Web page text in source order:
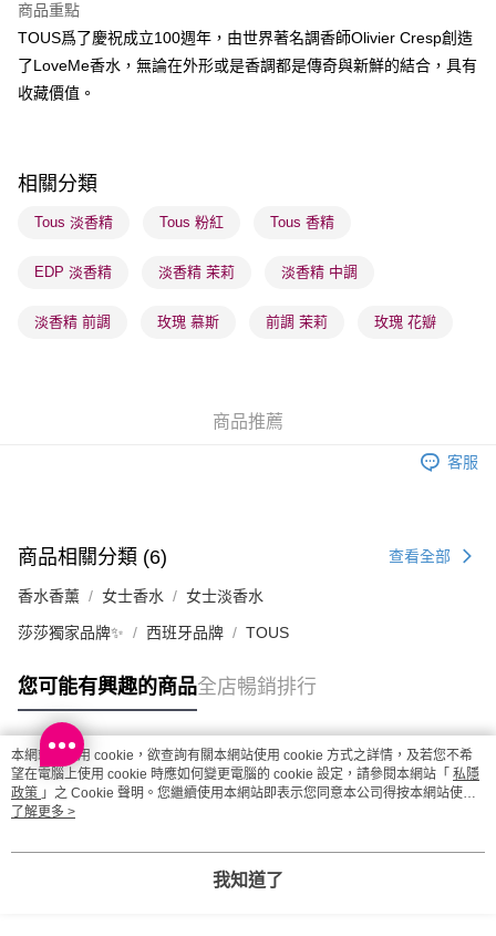
順豐自助櫃 - 確認發貨後1-3個工作天送達
每筆HK$65.00，滿HK$300.00或以上免運費
順豐站及營業點 - 確認發貨後1-3個工作天送達
物流公司進行物流配送
每筆HK$65.00，滿HK$300.00或以上免運費
(香港門市) 只顯示可選門市。確認發貨後2-5個工作天到店，3天內
每筆HK$20.00，滿HK$100.00或以上免運費
每筆HK$20.00，滿HK$100.00或以上免運費
商品重點
TOUS爲了慶祝成立100週年，由世界著名調香師Olivier Cresp創造
了LoveMe香水，無論在外形或是香調都是傳奇與新鮮的結合，具有
收藏價值。
相關分類
Tous 淡香精 Tous 粉紅 Tous 香精
EDP 淡香精 淡香精 茉莉 淡香精 中調
淡香精 前調 玫瑰 慕斯 前調 茉莉 玫瑰 花瓣
商品推薦
客服
商品相關分類 (6) 查看全部
香水香薰 女士香水 女士淡香水
莎莎獨家品牌✨ 西班牙品牌 TOUS
您可能有興趣的商品全店暢銷排行
熱門標籤
熱銷排行
本網站中使用 cookie，欲查詢有關本網站使用 cookie 方式之詳情，及若您不希
望在電腦上使用 cookie 時應如何變更電腦的 cookie 設定，請參閱本網站「 私隱
政策 」之 Cookie 聲明。您繼續使用本網站即表示您同意本公司得按本網站使用
條款之 Cookie 聲明使用 cookie。
了解更多 >
我知道了